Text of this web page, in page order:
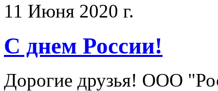
11 Июня 2020 г.
С днем России!
Дорогие друзья! ООО